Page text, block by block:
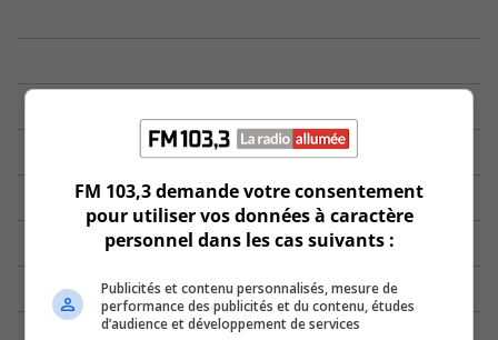
FM 103,3 demande votre consentement
pour utiliser vos données à caractère
personnel dans les cas suivants :
Publicités et contenu personnalisés, mesure de
performance des publicités et du contenu, études
d’audience et développement de services